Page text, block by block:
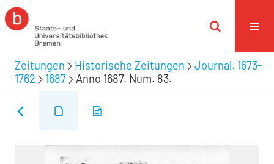
Zeitungen Historische Zeitungen
Journal. 1673-
1762
1687 Anno 1687. Num. 83.